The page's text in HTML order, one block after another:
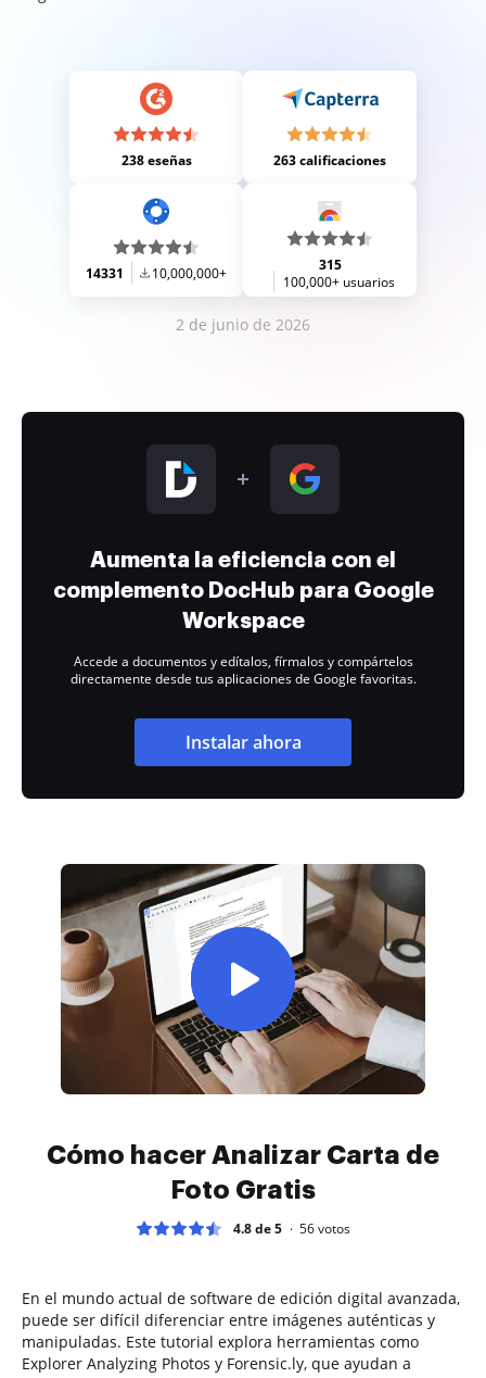
238 eseñas 263 calificaciones
14331 10,000,000+
315
100,000+ usuarios
2 de junio de 2026
Aumenta la eficiencia con el
complemento DocHub para Google
Workspace
Accede a documentos y edítalos, fírmalos y compártelos
directamente desde tus aplicaciones de Google favoritas.
Instalar ahora
Cómo hacer Analizar Carta de
Foto Gratis
4.8 de 5 56votos
En el mundo actual de software de edición digital avanzada,
puede ser difícil diferenciar entre imágenes auténticas y
manipuladas. Este tutorial explora herramientas como
Explorer Analyzing Photos y Forensic.ly, que ayudan a